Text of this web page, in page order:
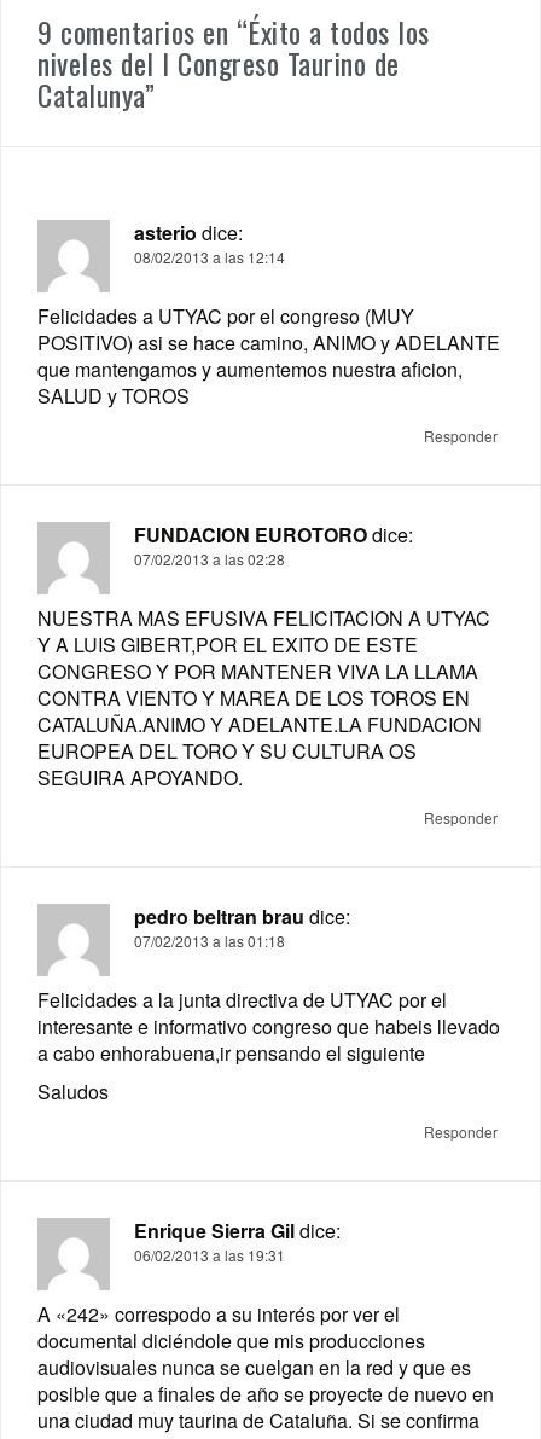
9 comentarios en “Éxito a todos los
niveles del I Congreso Taurino de
Catalunya”
asterio dice:
08/02/2013 a las 12:14
Felicidades a UTYAC por el congreso (MUY
POSITIVO) asi se hace camino, ANIMO y ADELANTE
que mantengamos y aumentemos nuestra aficion,
SALUD y TOROS
Responder
FUNDACION EUROTOROdice:
07/02/2013 a las 02:28
NUESTRA MAS EFUSIVA FELICITACION A UTYAC
Y A LUIS GIBERT,POR EL EXITO DE ESTE
CONGRESO Y POR MANTENER VIVA LA LLAMA
CONTRA VIENTO Y MAREA DE LOS TOROS EN
CATALUÑA.ANIMO Y ADELANTE.LA FUNDACION
EUROPEA DEL TORO Y SU CULTURA OS
SEGUIRA APOYANDO.
Responder
pedro beltran brau dice:
07/02/2013 a las 01:18
Felicidades a la junta directiva de UTYAC por el
interesante e informativo congreso que habeis llevado
a cabo enhorabuena,ir pensando el siguiente
Saludos
Responder
Enrique Sierra Gildice:
06/02/2013 a las 19:31
A «242» correspodo a su interés por ver el
documental diciéndole que mis producciones
audiovisuales nunca se cuelgan en la red y que es
posible que a finales de año se proyecte de nuevo en
una ciudad muy taurina de Cataluña. Si se confirma